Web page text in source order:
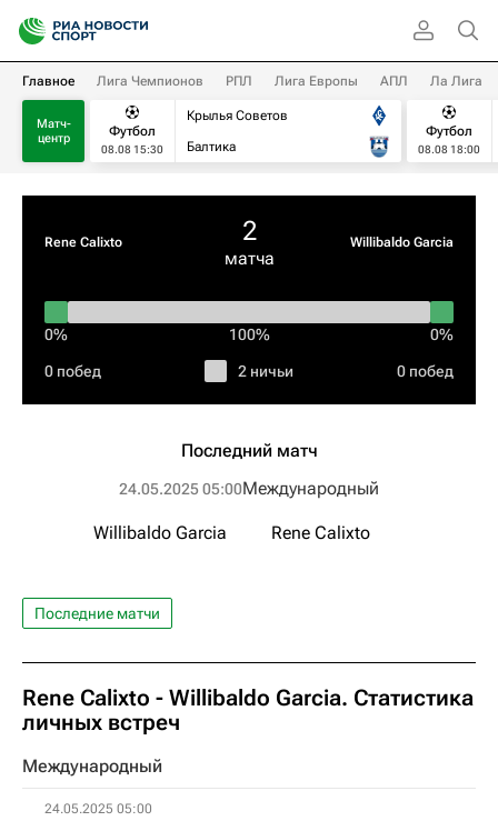
Главное Лига Чемпионов РПЛ Лига Европы АПЛ Ла Лига
Матч-
центр
Футбол
08.08 15:30
Крылья Советов
Балтика
Футбол
08.08 18:00
Rene Calixto 2
матча
Willibaldo Garcia
0% 100% 0%
0 побед 2 ничьи 0 побед
Последний матч
24.05.2025 05:00Международный
Willibaldo Garcia Rene Calixto
Последние матчи
Rene Calixto - Willibaldo Garcia. Статистика
личных встреч
Международный
24.05.2025 05:00